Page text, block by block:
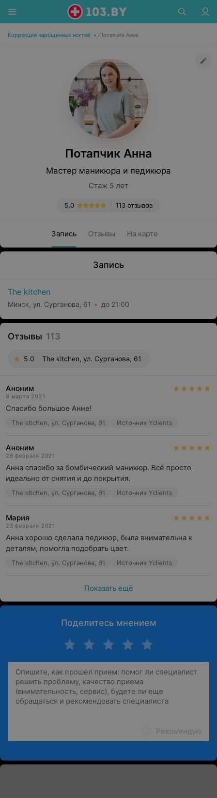
Коррекция нарощенных ногтей • Потапчик Анна
Потапчик Анна
Мастер маникюра и педикюра
Стаж 5 лет
113 отзывов
5.0
Запись Отзывы На карте
Запись
The kitchen
Минск, ул. Сурганова, 61 до 21:00
Отзывы 113
5.0 The kitchen, ул. Сурганова, 61
Аноним
9 марта 2021
Спасибо большое Анне!
The kitchen, ул. Сурганова, 61 Источник Yclients
Аноним
26 февраля 2021
Анна спасибо за бомбический маникюр. Всё просто
идеально от снятия и до покрытия.
The kitchen, ул. Сурганова, 61 Источник Yclients
Мария
23 февраля 2021
Анна хорошо сделала педикюр, была внимательна к
деталям, помогла подобрать цвет.
The kitchen, ул. Сурганова, 61 Источник Yclients
Показать ещё
Поделитесь мнением
Рекомендую